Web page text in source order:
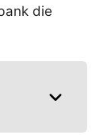
die